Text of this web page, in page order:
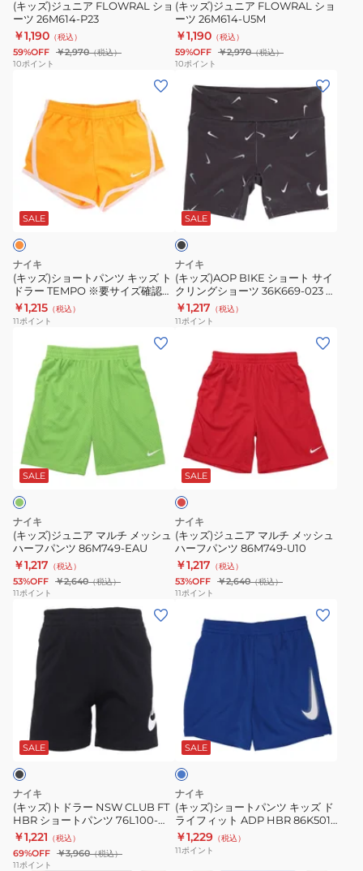
認
ツ
26M614-
P23
(キッズ)ジュニア FLOWRAL ショ
ーツ 26M614-P23
￥1,190 （税込）
59%OFF ￥2,970（税込）
10ポイント
ツ
26M614-
U5M
(キッズ)ジュニア FLOWRAL ショ
ーツ 26M614-U5M
￥1,190 （税込）
59%OFF ￥2,970（税込）
10ポイント
ー
パ
ン
ツ
キ
ッ
ズ
TEMPO
要
サ
ズ
確
認
267358-
N6G
SALE
ナイキ
(キッズ)ショートパンツ キッズ ト
ドラー TEMPO ※要サイズ確認
267358-N6G
￥1,215 （税込）
11ポイント
ズ)AOP
ョ
ー
ト
サ
イ
ク
リ
ン
36K669-
023
※
サ
イ
ズ
確
認
SALE
ブ
ラ
ナイキ
(キッズ)AOP BIKE ショート サイ
クリングショーツ 36K669-023 ※
要サイズ確認
￥1,217 （税込）
11ポイント
ア
マ
ル
チ
メ
ッ
シ
ュ
86M749-
EAU
SALE
ナイキ
(キッズ)ジュニア マルチ メッシュ
ハーフパンツ 86M749-EAU
￥1,217 （税込）
53%OFF ￥2,640（税込）
11ポイント
ア
マ
ル
チ
メ
ッ
シ
ュ
ン
ツ
86M749-
U10
SALE
ド
ナイキ
(キッズ)ジュニア マルチ メッシュ
ハーフパンツ 86M749-U10
￥1,217 （税込）
53%OFF ￥2,640（税込）
11ポイント
NSW
CLUB
FT
HBR
シ
ョ
ー
SALE
ナイキ
(キッズ)トドラー NSW CLUB FT
HBR ショートパンツ 76L100-
023
￥1,221 （税込）
69%OFF ￥3,960（税込）
11ポイント
ョ
ー
ト
パ
ン
ツ
キ
ッ
ズ
SALE
ー
ナイキ
(キッズ)ショートパンツ キッズ ド
ライフィット ADP HBR 86K501-
U89
￥1,229 （税込）
11ポイント